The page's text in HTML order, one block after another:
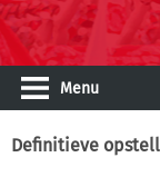
Menu
Definitieve